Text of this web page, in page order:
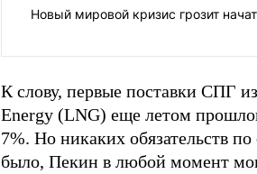
Новый мировой кризис грозит
К слову, первые поставки СПГ
Energy (LNG) еще летом
7%. Но никаких обязательств
было, Пекин в любой момент